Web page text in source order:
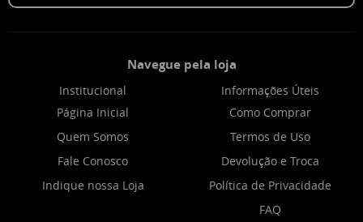
Navegue pela loja
Institucional
Página Inicial
Quem Somos
Fale Conosco
Indique nossa Loja
Informações Úteis
Como Comprar
Termos de Uso
Devolução e Troca
Política de Privacidade
FAQ